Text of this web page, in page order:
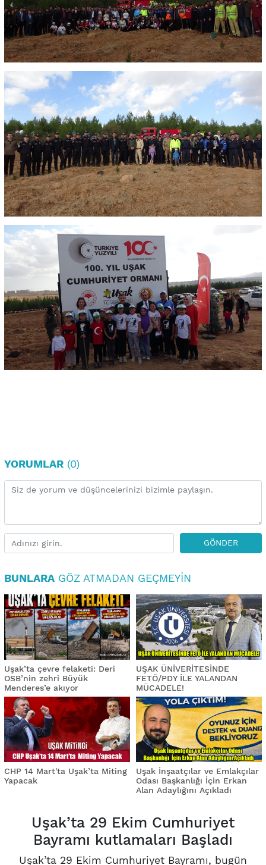
YORUMLAR (0)
GÖNDER
BUNLARA GÖZ ATMADAN GEÇMEYIN
Uşak’ta çevre felaketi: Deri
OSB’nin zehri Büyük
Menderes’e akıyor
UŞAK ÜNİVERİTESİNDE
FETÖ/PDY İLE YALANDAN
MÜCADELE!
CHP 14 Mart'ta Uşak’ta Miting
Yapacak
Uşak İnşaatçılar ve Emlakçılar
Odası Başkanlığı İçin Erkan
Alan Adaylığını Açıkladı
Uşak’ta 29 Ekim Cumhuriyet
Bayramı kutlamaları Başladı
Uşak’ta 29 Ekim Cumhuriyet Bayramı, bugün